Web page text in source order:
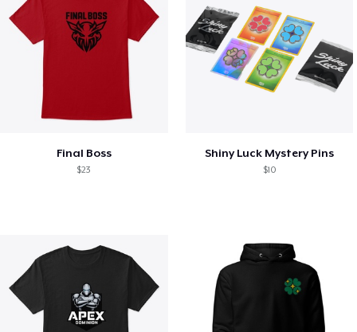
Final Boss
$23
Shiny Luck Mystery Pins
$10